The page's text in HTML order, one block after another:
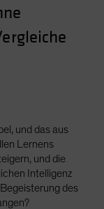
und das aus
Lernens
und die
Intelligenz
des